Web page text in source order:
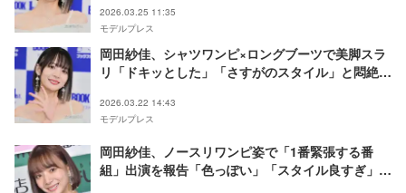
2026.03.25 11:35
モデルプレス
岡田紗佳、シャツワンピ×ロングブーツで美脚スラ
リ「ドキッとした」「さすがのスタイル」と悶絶の
2026.03.22 14:43
モデルプレス
岡田紗佳、ノースリワンピ姿で「1番緊張する番
組」出演を報告「色っぽい」「スタイル良すぎ」の